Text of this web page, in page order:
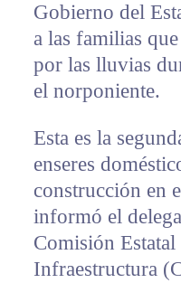
Gobierno del
a las familias
por las lluvias
el norponiente.
Esta es la
enseres
construcción en
informó el
Comisión
Infraestructura